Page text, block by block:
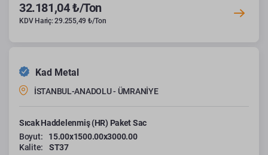
32.181,04 ₺/Ton
KDV Hariç: 29.255,49 ₺/Ton
Kad Metal
İSTANBUL-ANADOLU - ÜMRANİYE
Sıcak Haddelenmiş (HR) Paket Sac
Boyut:
15.00x1500.00x3000.00
Kalite:
ST37